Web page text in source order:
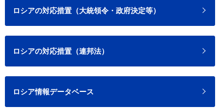
ロシアの対応措置（大統領令・政府決定等）
ロシアの対応措置（連邦法）
ロシア情報データベース